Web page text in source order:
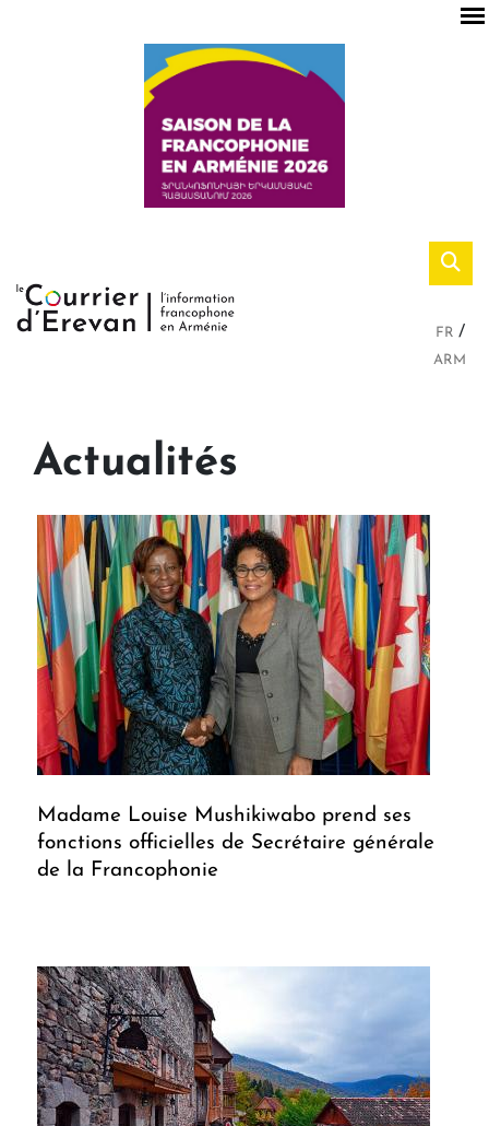
FR
ARM
Actualités
Madame Louise Mushikiwabo prend ses
fonctions officielles de Secrétaire générale
de la Francophonie